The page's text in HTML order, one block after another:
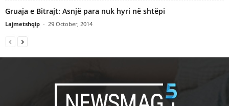
Gruaja e Bitrajt: Asnjë para nuk hyri në shtëpi
Lajmetshqip - 29 October, 2014